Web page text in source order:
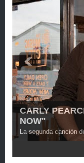
PEARCE
canción de la cantante